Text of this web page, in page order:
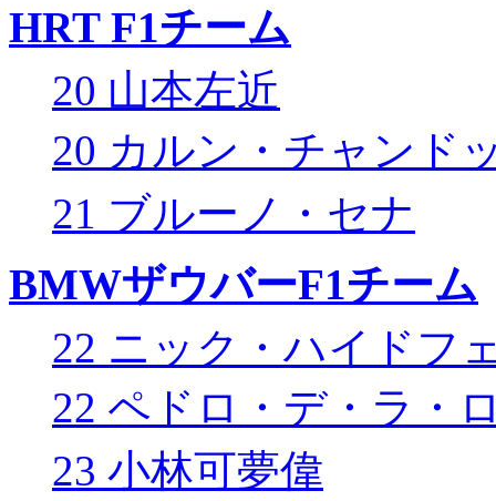
HRT F1チーム
20 山本左近
20 カルン・チャンド
21 ブルーノ・セナ
BMWザウバーF1チーム
22 ニック・ハイドフ
22 ペドロ・デ・ラ・
23 小林可夢偉